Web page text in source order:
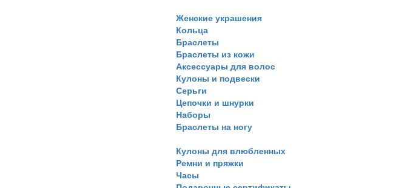
Женские украшения
Кольца
Браслеты
Браслеты из кожи
Аксессуары для волос
Кулоны и подвески
Серьги
Цепочки и шнурки
Наборы
Браслеты на ногу
Кулоны для влюбленных
Ремни и пряжки
Часы